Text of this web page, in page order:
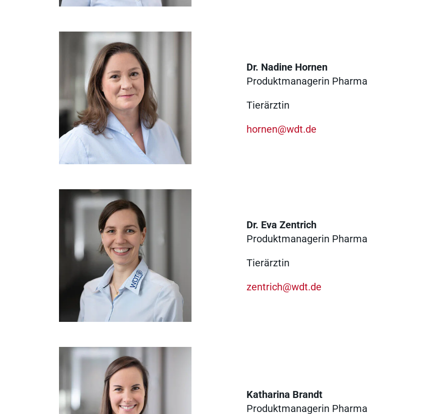
Arzneimittel
novaderma
gründen
Mitgliedschaft Ergebnisse anzeigen
WDT Info Ergebnisse anzeigen
Dr. Nadine Hornen
Produktmanagerin Pharma
Tierärztin
hornen@wdt.de
Dr. Eva Zentrich
Produktmanagerin Pharma
Tierärztin
zentrich@wdt.de
Katharina Brandt
Produktmanagerin Pharma